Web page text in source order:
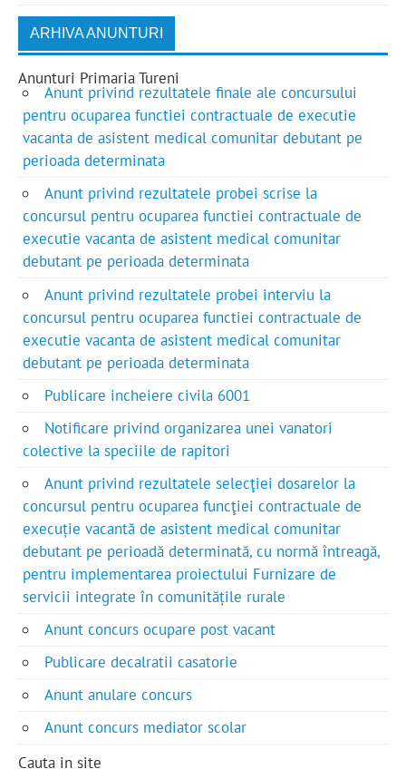
ARHIVA ANUNTURI
Anunturi Primaria Tureni
Anunt privind rezultatele finale ale concursului
pentru ocuparea functiei contractuale de executie
vacanta de asistent medical comunitar debutant pe
perioada determinata
Anunt privind rezultatele probei scrise la
concursul pentru ocuparea functiei contractuale de
executie vacanta de asistent medical comunitar
debutant pe perioada determinata
Anunt privind rezultatele probei interviu la
concursul pentru ocuparea functiei contractuale de
executie vacanta de asistent medical comunitar
debutant pe perioada determinata
Publicare incheiere civila 6001
Notificare privind organizarea unei vanatori
colective la speciile de rapitori
Anunt privind rezultatele selecţiei dosarelor la
concursul pentru ocuparea funcţiei contractuale de
execuție vacantă de asistent medical comunitar
debutant pe perioadă determinată, cu normă întreagă,
pentru implementarea proiectului Furnizare de
servicii integrate în comunitățile rurale
Anunt concurs ocupare post vacant
Publicare decalratii casatorie
Anunt anulare concurs
Anunt concurs mediator scolar
Cauta in site